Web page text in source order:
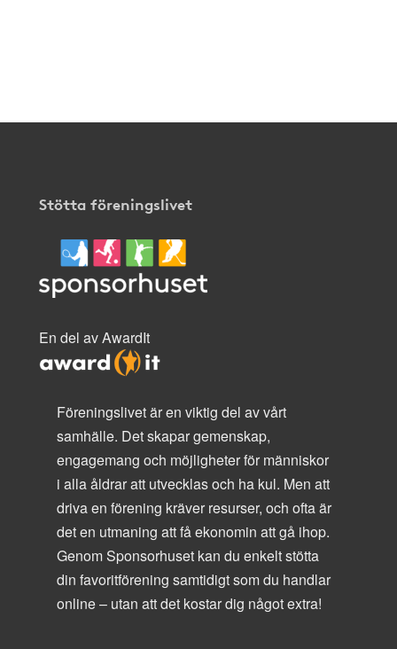
Stötta föreningslivet
En del av AwardIt
Föreningslivet är en viktig del av vårt
samhälle. Det skapar gemenskap,
engagemang och möjligheter för människor
i alla åldrar att utvecklas och ha kul. Men att
driva en förening kräver resurser, och ofta är
det en utmaning att få ekonomin att gå ihop.
Genom Sponsorhuset kan du enkelt stötta
din favoritförening samtidigt som du handlar
online – utan att det kostar dig något extra!